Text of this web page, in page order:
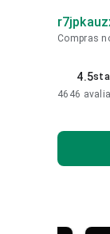
Compras
4.5
4646